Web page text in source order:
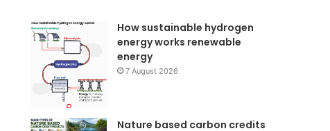
How sustainable hydrogen
energy works renewable
energy
7 August 2026
Nature based carbon credits